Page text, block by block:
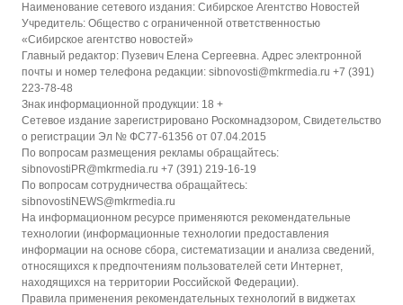
Наименование сетевого издания: Сибирское Агентство Новостей
Учредитель: Общество с ограниченной ответственностью
«Сибирское агентство новостей»
Главный редактор: Пузевич Елена Сергеевна. Адрес электронной
почты и номер телефона редакции: sibnovosti@mkrmedia.ru +7 (391)
223-78-48
Знак информационной продукции: 18 +
Сетевое издание зарегистрировано Роскомнадзором, Свидетельство
о регистрации Эл № ФС77-61356 от 07.04.2015
По вопросам размещения рекламы обращайтесь:
sibnovostiPR@mkrmedia.ru +7 (391) 219-16-19
По вопросам сотрудничества обращайтесь:
sibnovostiNEWS@mkrmedia.ru
На информационном ресурсе применяются рекомендательные
технологии (информационные технологии предоставления
информации на основе сбора, систематизации и анализа сведений,
относящихся к предпочтениям пользователей сети Интернет,
находящихся на территории Российской Федерации).
Правила применения рекомендательных технологий в виджетах